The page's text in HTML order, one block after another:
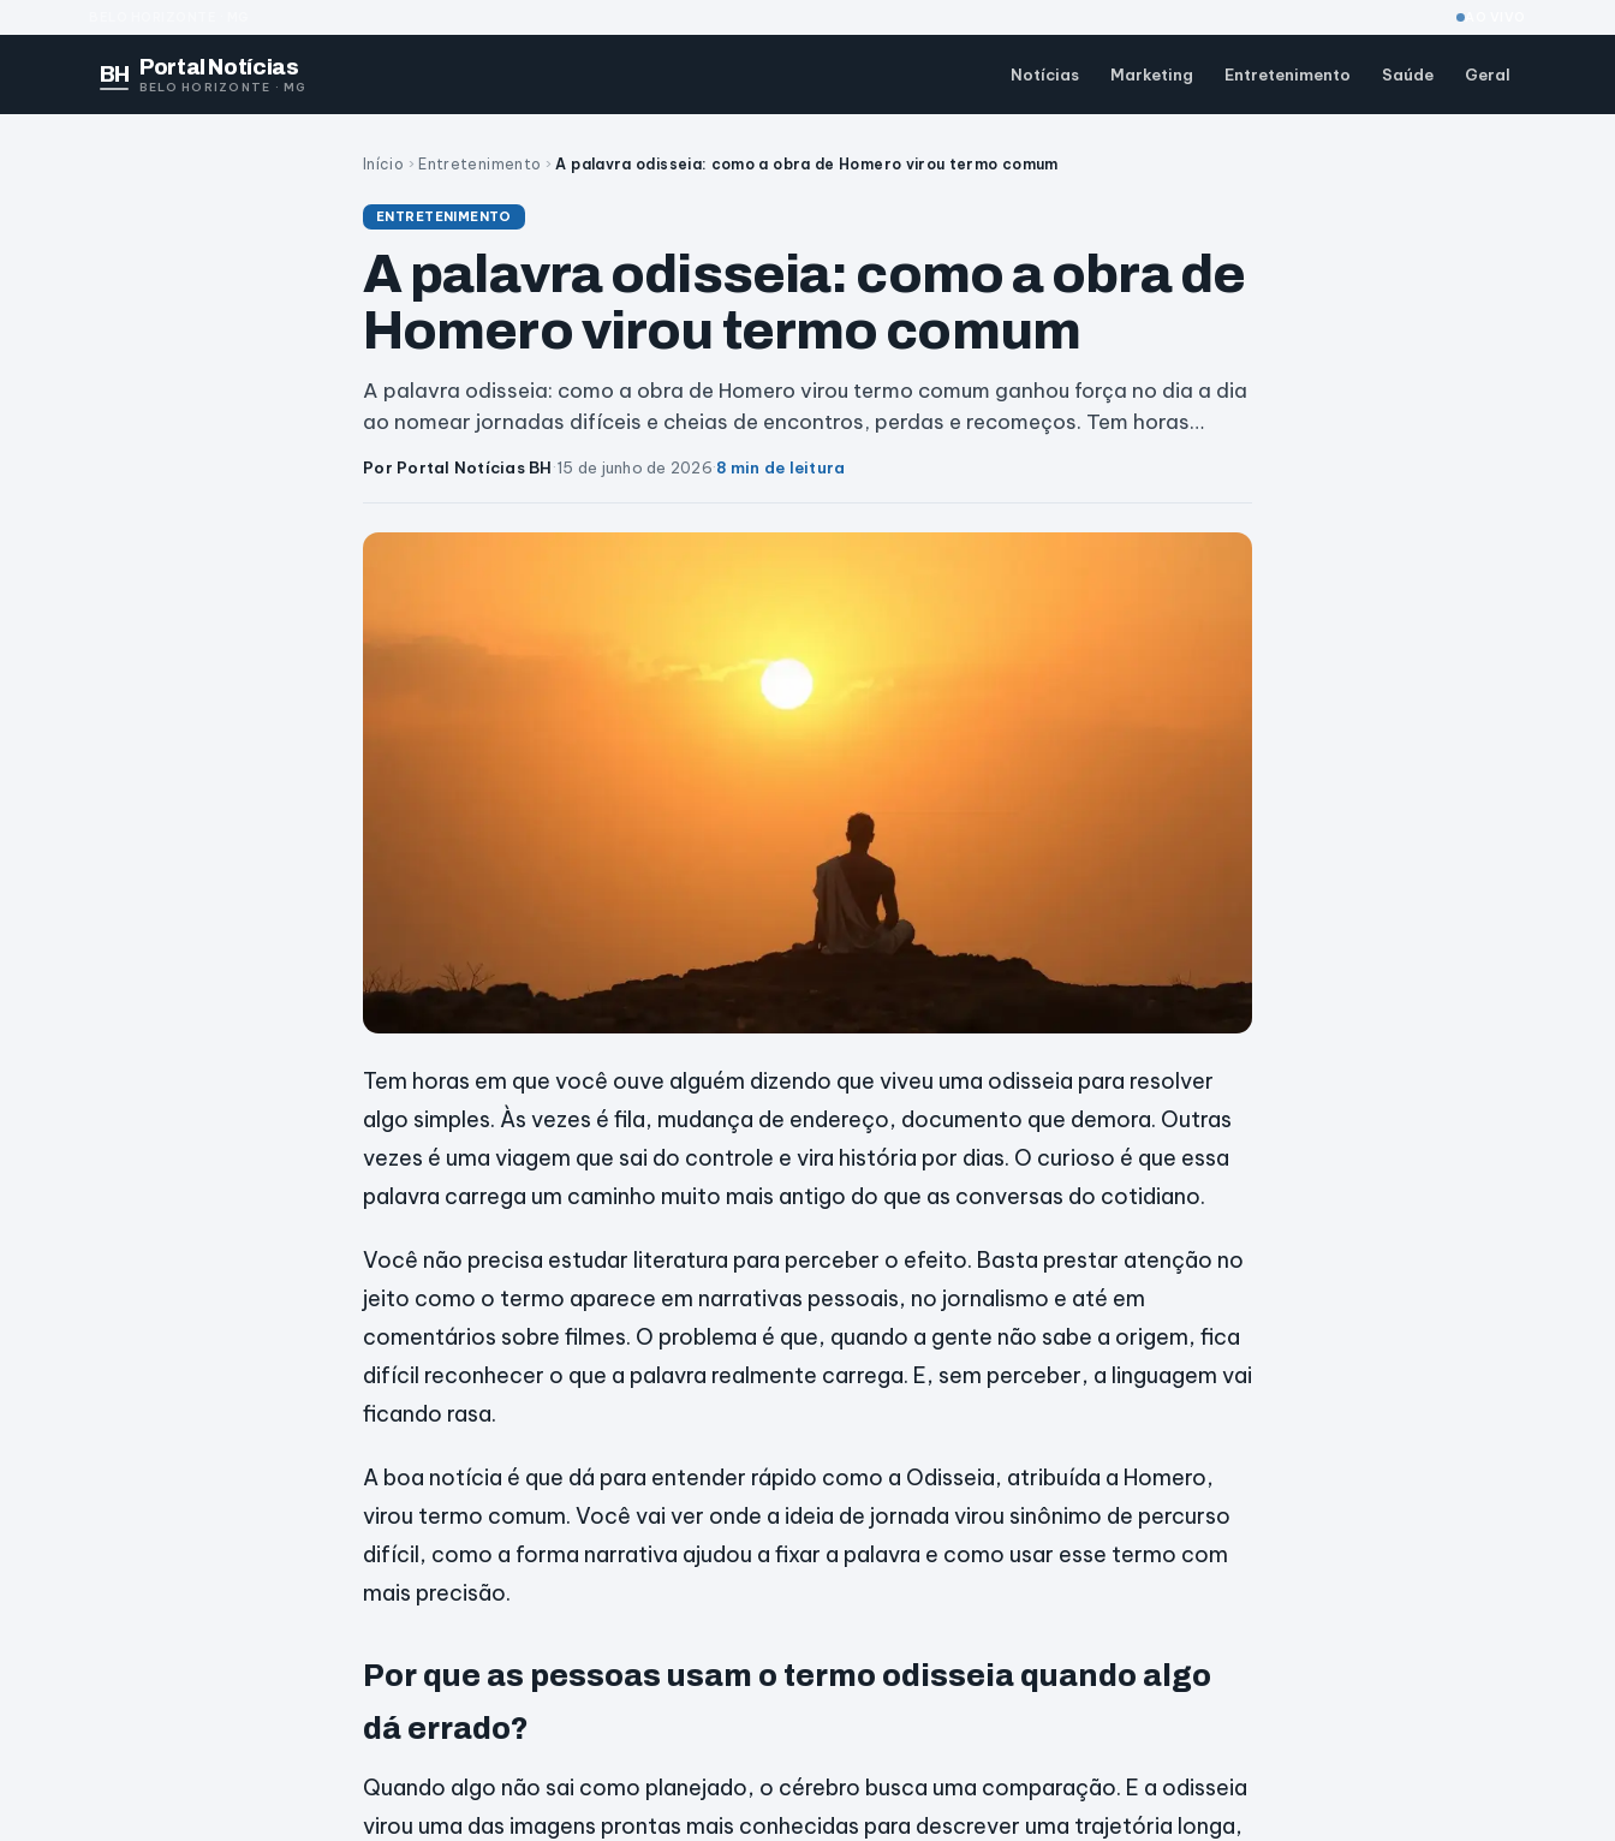
BH Portal Notícias
BELO HORIZONTE · MG
Notícias Marketing Entretenimento Saúde Geral
Início › Entretenimento › A palavra odisseia: como a obra de Homero virou termo comum
ENTRETENIMENTO
A palavra odisseia: como a obra de
Homero virou termo comum
A palavra odisseia: como a obra de Homero virou termo comum ganhou força no dia a dia
ao nomear jornadas difíceis e cheias de encontros, perdas e recomeços. Tem horas…
Por Portal Notícias BH·15 de junho de 2026·8 min de leitura
Tem horas em que você ouve alguém dizendo que viveu uma odisseia para resolver
algo simples. Às vezes é fila, mudança de endereço, documento que demora. Outras
vezes é uma viagem que sai do controle e vira história por dias. O curioso é que essa
palavra carrega um caminho muito mais antigo do que as conversas do cotidiano.
Você não precisa estudar literatura para perceber o efeito. Basta prestar atenção no
jeito como o termo aparece em narrativas pessoais, no jornalismo e até em
comentários sobre filmes. O problema é que, quando a gente não sabe a origem, fica
difícil reconhecer o que a palavra realmente carrega. E, sem perceber, a linguagem vai
ficando rasa.
A boa notícia é que dá para entender rápido como a Odisseia, atribuída a Homero,
virou termo comum. Você vai ver onde a ideia de jornada virou sinônimo de percurso
difícil, como a forma narrativa ajudou a fixar a palavra e como usar esse termo com
mais precisão.
Por que as pessoas usam o termo odisseia quando algo
dá errado?
Quando algo não sai como planejado, o cérebro busca uma comparação. E a odisseia
virou uma das imagens prontas mais conhecidas para descrever uma trajetória longa,